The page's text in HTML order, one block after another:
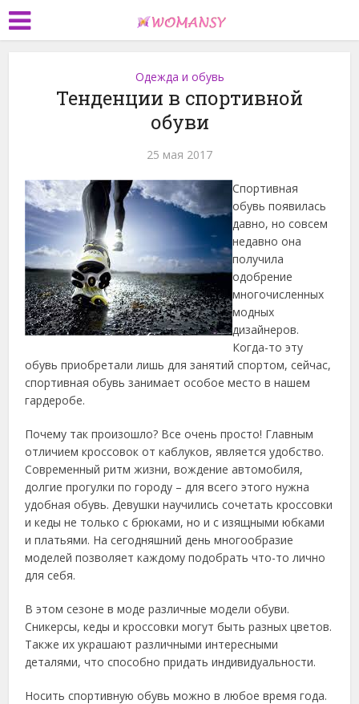
Одежда и обувь
Тенденции в спортивной
обуви
25 мая 2017
Спортивная
обувь появилась
давно, но совсем
недавно она
получила
одобрение
многочисленных
модных
дизайнеров.
Когда-то эту
обувь приобретали лишь для занятий спортом, сейчас,
спортивная обувь занимает особое место в нашем
гардеробе.
Почему так произошло? Все очень просто! Главным
отличием кроссовок от каблуков, является удобство.
Современный ритм жизни, вождение автомобиля,
долгие прогулки по городу – для всего этого нужна
удобная обувь. Девушки научились сочетать кроссовки
и кеды не только с брюками, но и с изящными юбками
и платьями. На сегодняшний день многообразие
моделей позволяет каждому подобрать что-то лично
для себя.
В этом сезоне в моде различные модели обуви.
Сникерсы, кеды и кроссовки могут быть разных цветов.
Также их украшают различными интересными
деталями, что способно придать индивидуальности.
Носить спортивную обувь можно в любое время года.